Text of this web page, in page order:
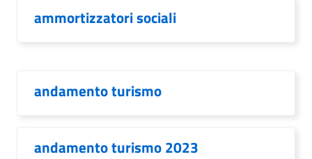
ammortizzatori sociali
andamento turismo
andamento turismo 2023